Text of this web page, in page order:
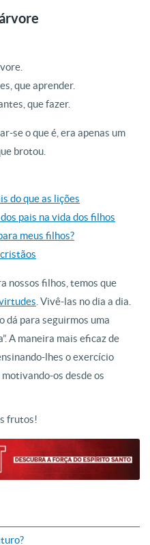
que aprender.
que fazer.
se o que é, era apenas um
brotou.
do que as lições
pais na vida dos filhos
meus filhos?
nossos filhos, temos que
. Vivê-las no dia a dia.
dá para seguirmos uma
A maneira mais eficaz de
lhes o exercício
os desde os
frutos!